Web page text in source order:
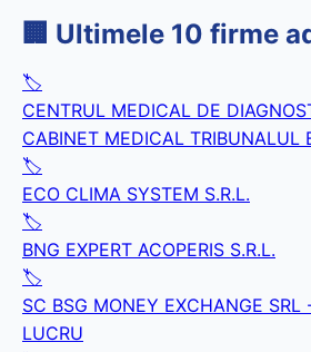
🏢 Ultimele 10 firme
🏷️
CENTRUL MEDICAL DE
CABINET MEDICAL TRIBUNALUL
🏷️
ECO CLIMA SYSTEM S.R.L.
🏷️
BNG EXPERT ACOPERIS S.R.L.
🏷️
SC BSG MONEY EXCHANGE SRL
LUCRU